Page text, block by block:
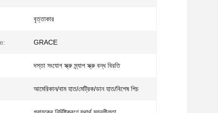
বৃত্তাকার
GRACE
দস্তা সংযোগ স্ক্রু স্ন্যাপ স্ক্রু বন্ধ বিরতি
আমেরিকান/বাম হাত/মেট্রিক/ডান হাত/বিশেষ পিচ